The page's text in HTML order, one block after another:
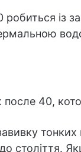
робиться із
тонких
до століття.